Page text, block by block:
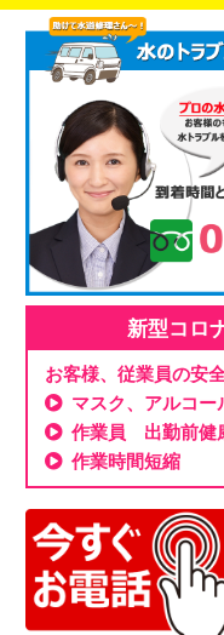
新型コロ
お客様、従業員の安
マスク、アルコー
作業員 出勤前健
作業時間短縮